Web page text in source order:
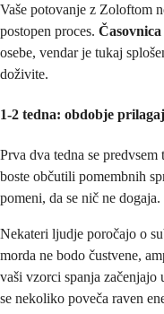
Vaše potovanje z Zoloftom
postopen proces.
osebe, vendar je tukaj
doživite.
1-2 tedna: obdobje
Prva dva tedna se
boste občutili pomembnih
pomeni, da se nič ne dogaja.
Nekateri ljudje poročajo o
morda ne bodo čustvene,
vaši vzorci spanja začenjajo
se nekoliko poveča raven